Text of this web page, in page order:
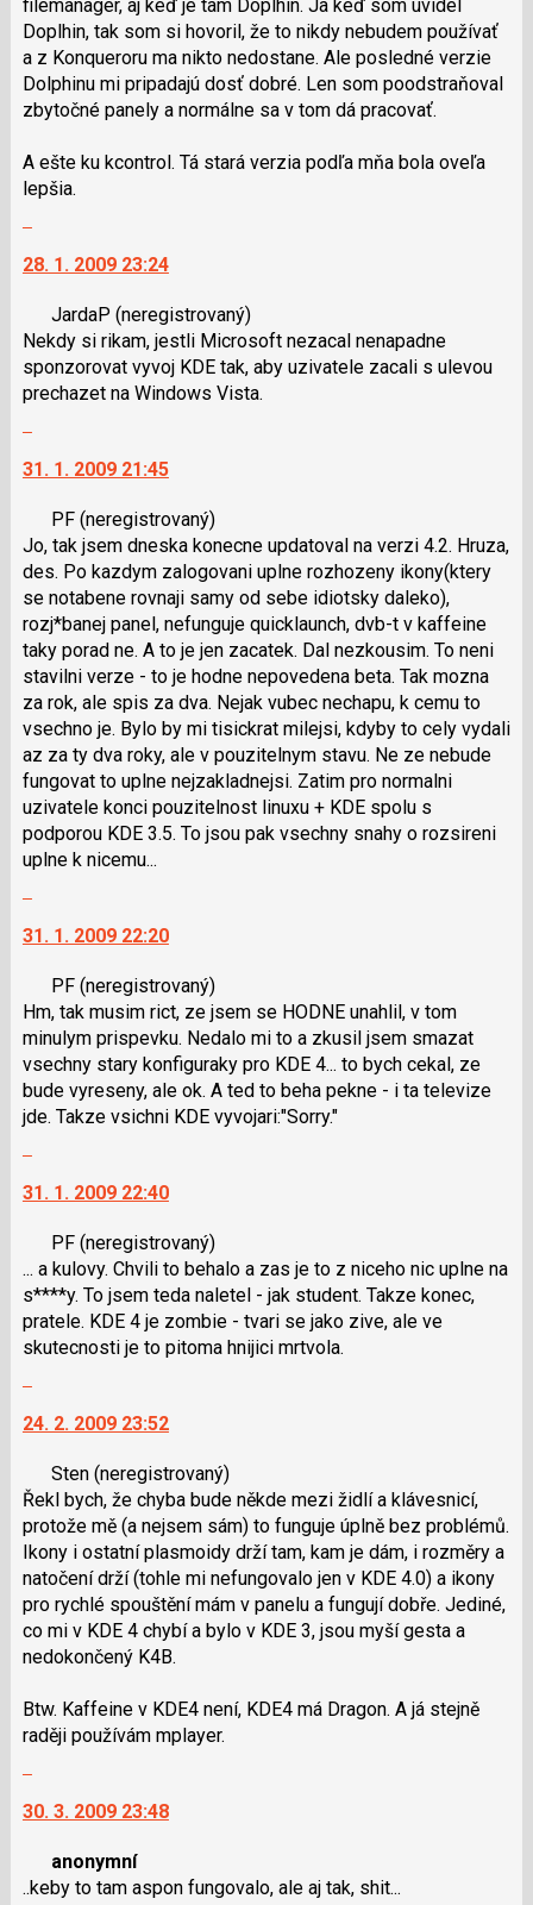
lze
použít
i
klávesy
N
následující
a
předchozí
názor
filemanager, aj keď je tam Doplhin. Ja keď som uvidel
Doplhin, tak som si hovoril, že to nikdy nebudem používať
a z Konqueroru ma nikto nedostane. Ale posledné verzie
Dolphinu mi pripadajú dosť dobré. Len som poodstraňoval
zbytočné panely a normálne sa v tom dá pracovať.
A ešte ku kcontrol. Tá stará verzia podľa mňa bola oveľa
lepšia.
další
názor.
K
navigaci
lze
klávesy
pro
následující
a
P
pro
předchozí
nový
názor
28. 1. 2009 23:24
JardaP (neregistrovaný)
Nekdy si rikam, jestli Microsoft nezacal nenapadne
sponzorovat vyvoj KDE tak, aby uzivatele zacali s ulevou
prechazet na Windows Vista.
další
názor.
K
navigaci
lze
použít
i
klávesy
N
pro
následující
a
P
pro
předchozí
31. 1. 2009 21:45
PF (neregistrovaný)
Jo, tak jsem dneska konecne updatoval na verzi 4.2. Hruza,
des. Po kazdym zalogovani uplne rozhozeny ikony(ktery
se notabene rovnaji samy od sebe idiotsky daleko),
rozj*banej panel, nefunguje quicklaunch, dvb-t v kaffeine
taky porad ne. A to je jen zacatek. Dal nezkousim. To neni
stavilni verze - to je hodne nepovedena beta. Tak mozna
za rok, ale spis za dva. Nejak vubec nechapu, k cemu to
vsechno je. Bylo by mi tisickrat milejsi, kdyby to cely vydali
az za ty dva roky, ale v pouzitelnym stavu. Ne ze nebude
fungovat to uplne nejzakladnejsi. Zatim pro normalni
uzivatele konci pouzitelnost linuxu + KDE spolu s
podporou KDE 3.5. To jsou pak vsechny snahy o rozsireni
uplne k nicemu...
další
názor.
K
navigaci
lze
použít
pro
a
P
pro
předchozí
nový
31. 1. 2009 22:20
PF (neregistrovaný)
Hm, tak musim rict, ze jsem se HODNE unahlil, v tom
minulym prispevku. Nedalo mi to a zkusil jsem smazat
vsechny stary konfiguraky pro KDE 4... to bych cekal, ze
bude vyreseny, ale ok. A ted to beha pekne - i ta televize
jde. Takze vsichni KDE vyvojari:"Sorry."
další
názor.
K
navigaci
lze
použít
N
následující
a
P
pro
předchozí
nový
názor
31. 1. 2009 22:40
PF (neregistrovaný)
... a kulovy. Chvili to behalo a zas je to z niceho nic uplne na
s****y. To jsem teda naletel - jak student. Takze konec,
pratele. KDE 4 je zombie - tvari se jako zive, ale ve
skutecnosti je to pitoma hnijici mrtvola.
další
názor.
K
navigaci
lze
použít
i
klávesy
N
následující
a
předchozí
názor
24. 2. 2009 23:52
Sten (neregistrovaný)
Řekl bych, že chyba bude někde mezi židlí a klávesnicí,
protože mě (a nejsem sám) to funguje úplně bez problémů.
Ikony i ostatní plasmoidy drží tam, kam je dám, i rozměry a
natočení drží (tohle mi nefungovalo jen v KDE 4.0) a ikony
pro rychlé spouštění mám v panelu a fungují dobře. Jediné,
co mi v KDE 4 chybí a bylo v KDE 3, jsou myší gesta a
nedokončený K4B.
Btw. Kaffeine v KDE4 není, KDE4 má Dragon. A já stejně
raději používám mplayer.
další
názor.
K
30. 3. 2009 23:48
anonymní
..keby to tam aspon fungovalo, ale aj tak, shit...